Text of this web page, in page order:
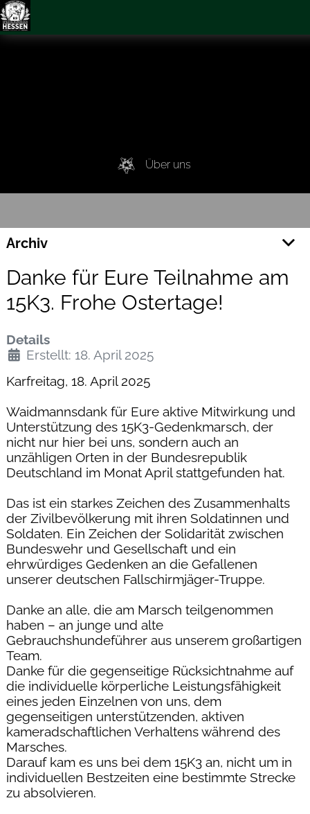
Über uns
Archiv
2026
2025
Dezember
Oktober
August
Juni
April
Seminar "Einweisung in die Schweißarbeit'
am 19. April 2025 fand großen Anklang bei
den Teilnehmern
Danke für Eure Teilnahme am 15K3. Frohe
Ostertage!
März
Danke für Eure Teilnahme am
15K3. Frohe Ostertage!
Details
Erstellt: 18. April 2025
Karfreitag, 18. April 2025
Waidmannsdank für Eure aktive Mitwirkung und
Unterstützung des 15K3-Gedenkmarsch, der
nicht nur hier bei uns, sondern auch an
unzähligen Orten in der Bundesrepublik
Deutschland im Monat April stattgefunden hat.
Das ist ein starkes Zeichen des Zusammenhalts
der Zivilbevölkerung mit ihren Soldatinnen und
Soldaten. Ein Zeichen der Solidarität zwischen
Bundeswehr und Gesellschaft und ein
ehrwürdiges Gedenken an die Gefallenen
unserer deutschen Fallschirmjäger-Truppe.
Danke an alle, die am Marsch teilgenommen
haben – an junge und alte
Gebrauchshundeführer aus unserem großartigen
Team.
Danke für die gegenseitige Rücksichtnahme auf
die individuelle körperliche Leistungsfähigkeit
eines jeden Einzelnen von uns, dem
gegenseitigen unterstützenden, aktiven
kameradschaftlichen Verhaltens während des
Marsches.
Darauf kam es uns bei dem 15K3 an, nicht um in
individuellen Bestzeiten eine bestimmte Strecke
zu absolvieren.